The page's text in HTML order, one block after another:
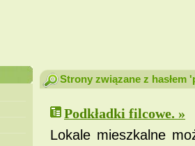
Strony związane z hasłem
Podkładki filcowe. »
Lokale mieszkalne